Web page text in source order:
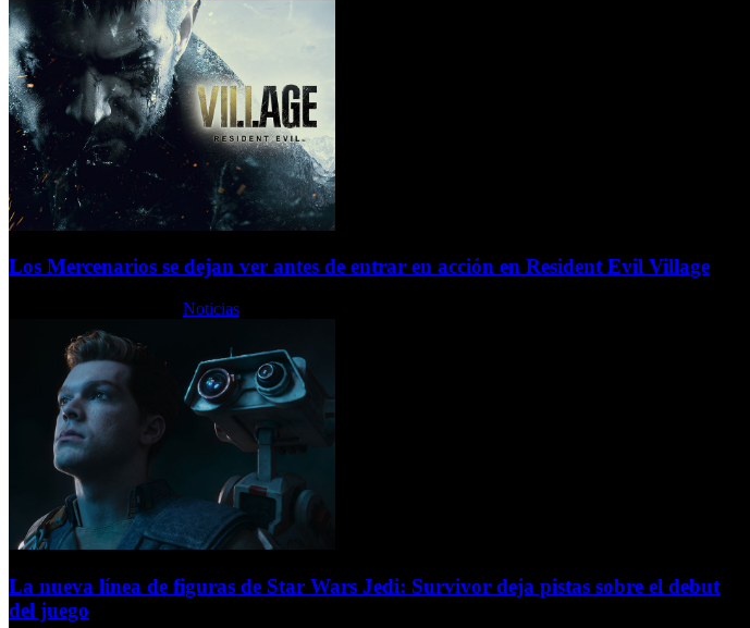
Los Mercenarios se dejan ver antes de entrar en acción en Resident Evil Village
Noticias
La nueva línea de figuras de Star Wars Jedi: Survivor deja pistas sobre el debut
del juego